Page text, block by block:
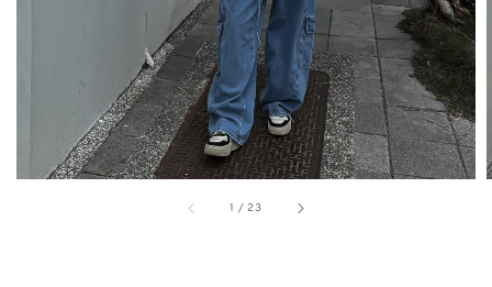
1 /23